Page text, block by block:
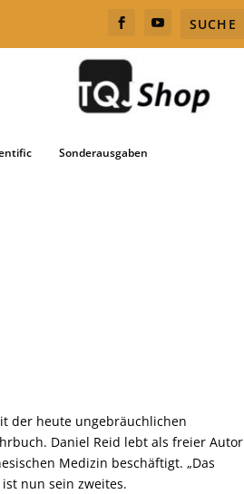
Sonderausgaben
der heute ungebräuchlichen
Daniel Reid lebt als freier Autor
Medizin beschäftigt. „Das
nun sein zweites.